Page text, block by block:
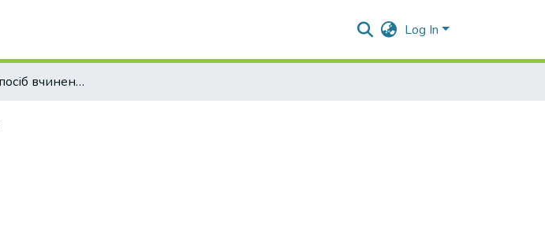
Log In
Обман як спосіб вчинення злочину